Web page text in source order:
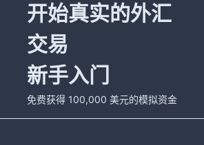
开始真实的外汇
交易
新手入门
免费获得 100,000 美元的模拟资金